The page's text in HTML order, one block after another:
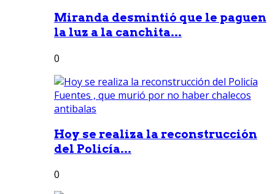
Miranda desmintió que le paguen
la luz a la canchita...
0
Hoy se realiza la reconstrucción
del Policía...
0